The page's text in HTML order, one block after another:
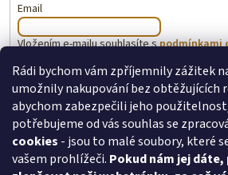
Rádi bychom vám zpříjemnily zážitek
umožnily nakupování bez obtěžujících
abychom zabezpečili jeho
potřebujeme od vás souhlas se
cookies - jsou to malé soubory, které
vašem prohlížeči. Pokud nám jej
Email
Vložením e-mailu souhlasíte spodmínkami
PRIHLÁSIŤ SA
toysforkids.cz Ochrana